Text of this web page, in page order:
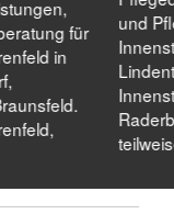
für
in
und